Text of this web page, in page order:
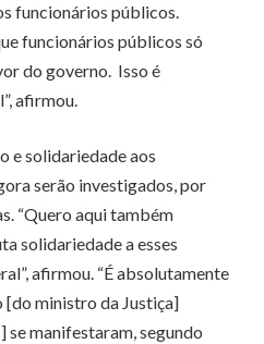
funcionários públicos.
funcionários públicos só
do governo. Isso é
afirmou.
e solidariedade aos
serão investigados, por
“Quero aqui também
solidariedade a esses
afirmou. “É absolutamente
[do ministro da Justiça]
se manifestaram, segundo